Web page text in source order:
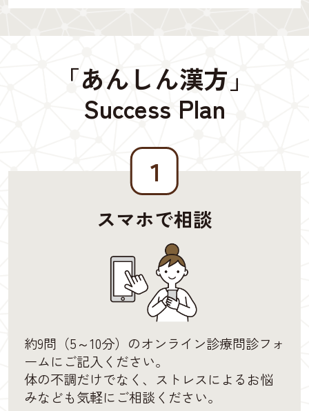
「あんしん漢方」
Success Plan
１
スマホで相談
約9問（5～10分）のオンライン診療問診フォ
ームにご記入ください。
体の不調だけでなく、ストレスによるお悩
みなども気軽にご相談ください。